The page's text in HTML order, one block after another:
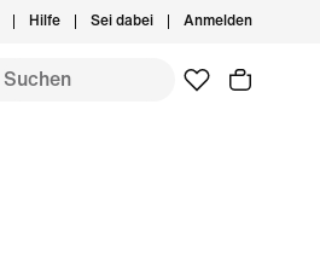
Hilfe Sei dabei Anmelden